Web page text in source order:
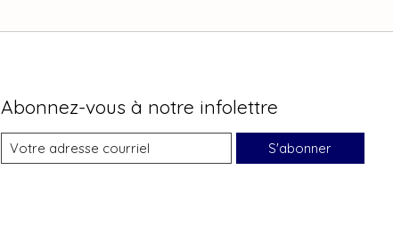
Abonnez-vous à notre infolettre
S'abonner